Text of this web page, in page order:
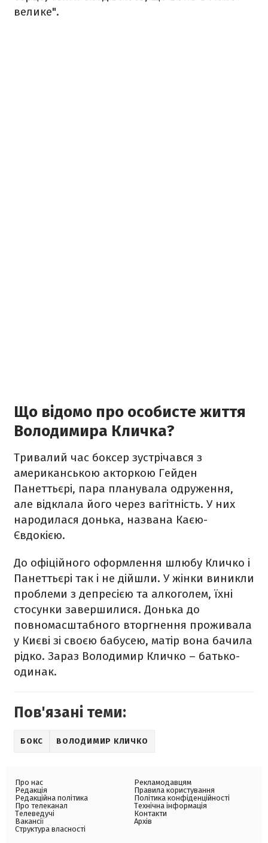
велике".
Що відомо про особисте життя
Володимира Кличка?
Тривалий час боксер зустрічався з
американською акторкою Гейден
Панеттьєрі, пара планувала одруження,
але відклала його через вагітність. У них
народилася донька, названа Каєю-
Євдокією.
До офіційного оформлення шлюбу Кличко і
Панеттьєрі так і не дійшли. У жінки виникли
проблеми з депресією та алкоголем, їхні
стосунки завершилися. Донька до
повномасштабного вторгнення проживала
у Києві зі своєю бабусею, матір вона бачила
рідко. Зараз Володимир Кличко – батько-
одинак.
Пов'язані теми:
БОКС ВОЛОДИМИР КЛИЧКО
Про нас
Редакція
Редакційна політика
Про телеканал
Телеведучі
Вакансії
Структура власності
Рекламодавцям
Правила користування
Політика конфіденційності
Технічна інформація
Контакти
Архів